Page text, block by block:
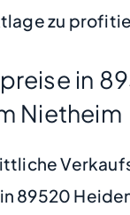
zu
in
Nietheim
89520